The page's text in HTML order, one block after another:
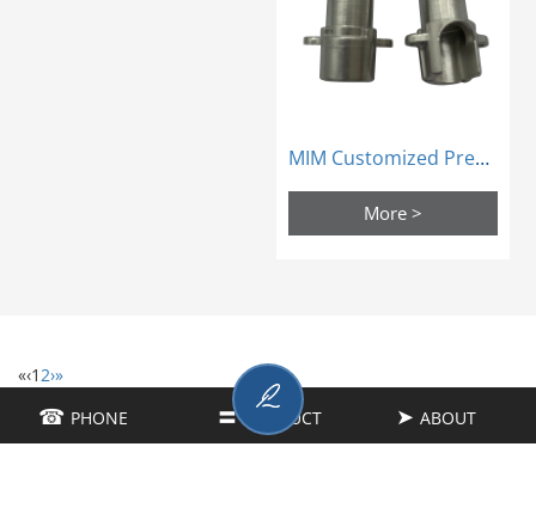
MIM Customized Precision Electronic Earphone Girando Eixo
More >
«‹12›»
☎ PHONE 〓 PRODUCT ➤ ABOUT